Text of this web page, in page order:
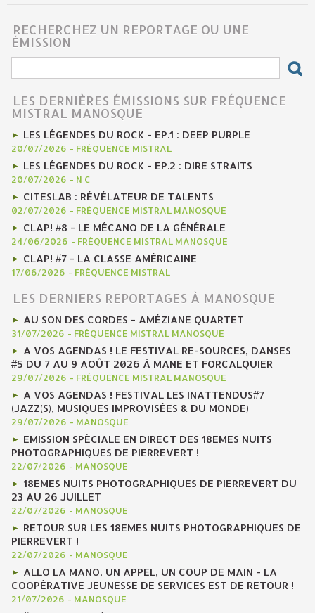
RECHERCHEZ UN REPORTAGE OU UNE
ÉMISSION
LES DERNIÈRES ÉMISSIONS SUR FRÉQUENCE
MISTRAL MANOSQUE
LES LÉGENDES DU ROCK - EP.1 : DEEP PURPLE
20/07/2026 - FRÉQUENCE MISTRAL
LES LÉGENDES DU ROCK - EP.2 : DIRE STRAITS
20/07/2026 - N C
CITESLAB : RÉVÉLATEUR DE TALENTS
02/07/2026 - FRÉQUENCE MISTRAL MANOSQUE
CLAP! #8 - LE MÉCANO DE LA GÉNÉRALE
24/06/2026 - FRÉQUENCE MISTRAL MANOSQUE
CLAP! #7 - LA CLASSE AMÉRICAINE
17/06/2026 - FRÉQUENCE MISTRAL
LES DERNIERS REPORTAGES À MANOSQUE
AU SON DES CORDES - AMÉZIANE QUARTET
31/07/2026 - FRÉQUENCE MISTRAL MANOSQUE
A VOS AGENDAS ! LE FESTIVAL RE-SOURCES, DANSES
#5 DU 7 AU 9 AOÛT 2026 À MANE ET FORCALQUIER
29/07/2026 - FRÉQUENCE MISTRAL MANOSQUE
A VOS AGENDAS ! FESTIVAL LES INATTENDUS#7
(JAZZ(S), MUSIQUES IMPROVISÉES & DU MONDE)
29/07/2026 - MANOSQUE
EMISSION SPÉCIALE EN DIRECT DES 18EMES NUITS
PHOTOGRAPHIQUES DE PIERREVERT !
22/07/2026 - MANOSQUE
18EMES NUITS PHOTOGRAPHIQUES DE PIERREVERT DU
23 AU 26 JUILLET
22/07/2026 - MANOSQUE
RETOUR SUR LES 18EMES NUITS PHOTOGRAPHIQUES DE
PIERREVERT !
22/07/2026 - MANOSQUE
ALLO LA MANO, UN APPEL, UN COUP DE MAIN - LA
COOPÉRATIVE JEUNESSE DE SERVICES EST DE RETOUR !
21/07/2026 - MANOSQUE